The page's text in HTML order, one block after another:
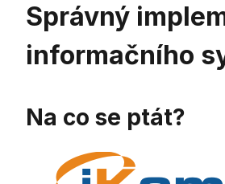
Správný
informačního
Na co se ptát?